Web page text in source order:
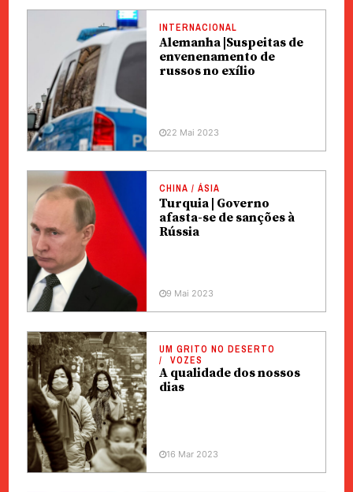
INTERNACIONAL
Alemanha |Suspeitas de
envenenamento de
russos no exílio
22 Mai 2023
CHINA / ÁSIA
Turquia | Governo
afasta-se de sanções à
Rússia
9 Mai 2023
UM GRITO NO DESERTO
VOZES
A qualidade dos nossos
dias
16 Mar 2023